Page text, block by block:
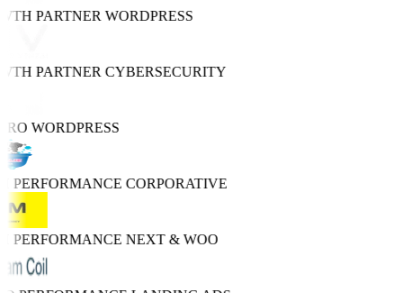
PARTNERWORDPRESS
PARTNERCYBERSECURITY
WORDPRESS
PERFORMANCECORPORATIVE
PERFORMANCENEXT & WOO